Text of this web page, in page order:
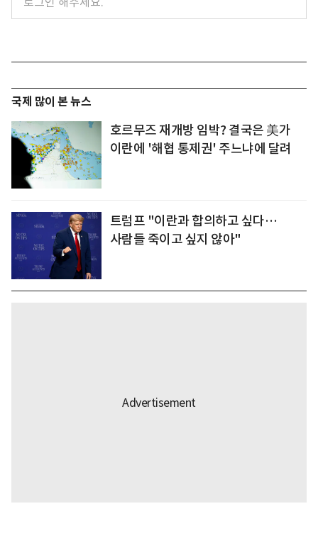
국제 많이 본 뉴스
호르무즈 재개방 임박? 결국은 美가
이란에 '해협 통제권' 주느냐에 달려
트럼프 "이란과 합의하고 싶다…
사람들 죽이고 싶지 않아"